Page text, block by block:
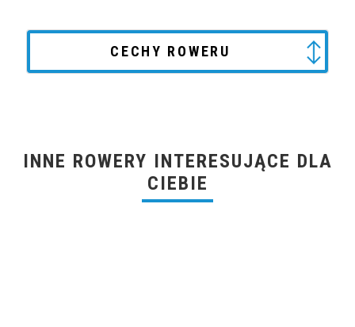
CECHY ROWERU
INNE ROWERY INTERESUJĄCE DLA
CIEBIE